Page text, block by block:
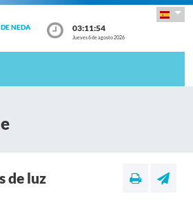
NEDA 03:11:54
Jueves 6 de agosto 2026
de luz